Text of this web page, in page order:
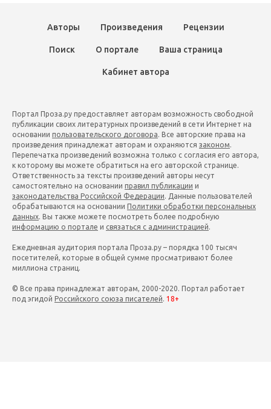
Авторы Произведения Рецензии
Поиск О портале Ваша страница
Кабинет автора
Портал Проза.ру предоставляет авторам возможность свободной
публикации своих литературных произведений в сети Интернет на
основании пользовательского договора. Все авторские права на
произведения принадлежат авторам и охраняются законом.
Перепечатка произведений возможна только с согласия его автора,
к которому вы можете обратиться на его авторской странице.
Ответственность за тексты произведений авторы несут
самостоятельно на основании правил публикации и
законодательства Российской Федерации. Данные пользователей
обрабатываются на основании Политики обработки персональных
данных. Вы также можете посмотреть более подробную
информацию о портале и связаться с администрацией.
Ежедневная аудитория портала Проза.ру – порядка 100 тысяч
посетителей, которые в общей сумме просматривают более
миллиона страниц.
© Все права принадлежат авторам, 2000-2020. Портал работает
под эгидой Российского союза писателей. 18+